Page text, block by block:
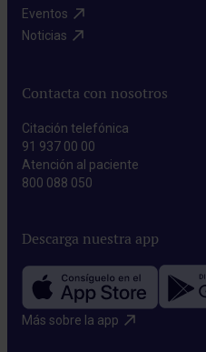
Eventos​
Noticias​
Contacta con nosotros
Citación telefónica
91 937 00 00
Atención al paciente
800 088 050
Descarga nuestra app
Más sobre la app​